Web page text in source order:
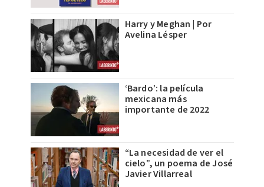
Harry y Meghan | Por
Avelina Lésper
‘Bardo’: la película
mexicana más
importante de 2022
“La necesidad de ver el
cielo”, un poema de José
Javier Villarreal